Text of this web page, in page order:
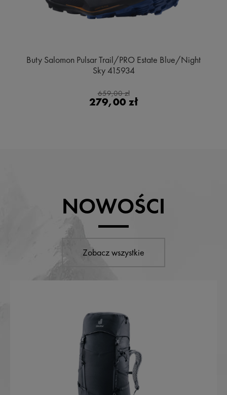
Buty Salomon Pulsar Trail/PRO Estate Blue/Night
Sky 415934
659,00 zł
279,00 zł
NOWOŚCI
Zobacz wszystkie